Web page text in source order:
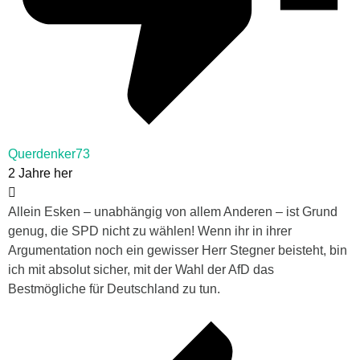
Querdenker73
2 Jahre her
Allein Esken – unabhängig von allem Anderen – ist Grund
genug, die SPD nicht zu wählen! Wenn ihr in ihrer
Argumentation noch ein gewisser Herr Stegner beisteht, bin
ich mit absolut sicher, mit der Wahl der AfD das
Bestmögliche für Deutschland zu tun.